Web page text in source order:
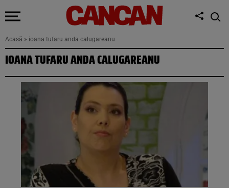
Acasă » ioana tufaru anda calugareanu
IOANA TUFARU ANDA CALUGAREANU